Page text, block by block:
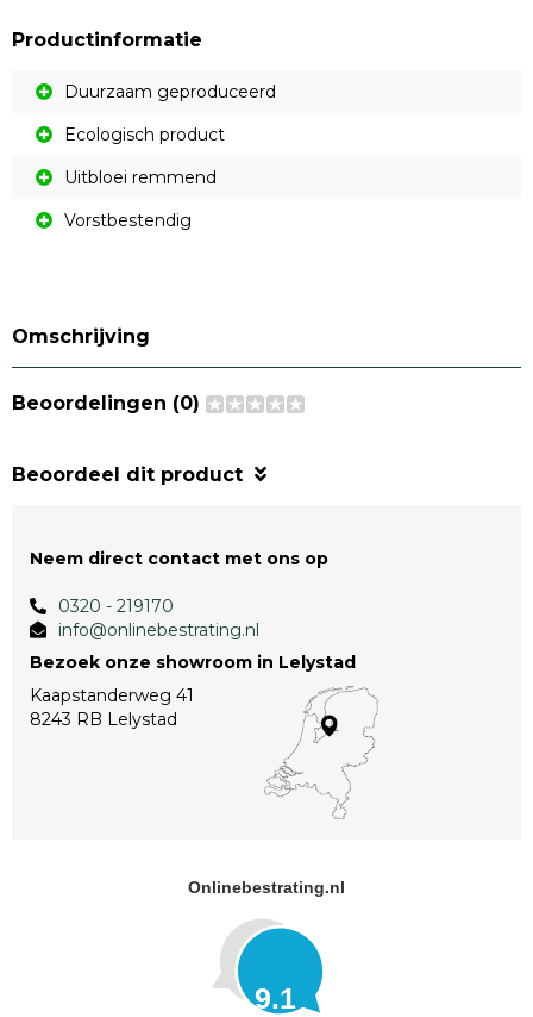
Productinformatie
Duurzaam geproduceerd
Ecologisch product
Uitbloei remmend
Vorstbestendig
Omschrijving
Beoordelingen (0)
Beoordeel dit product
Neem direct contact met ons op
0320 - 219170
info@onlinebestrating.nl
Bezoek onze showroom in Lelystad
Kaapstanderweg 41
8243 RB Lelystad
Onlinebestrating.nl
9.1